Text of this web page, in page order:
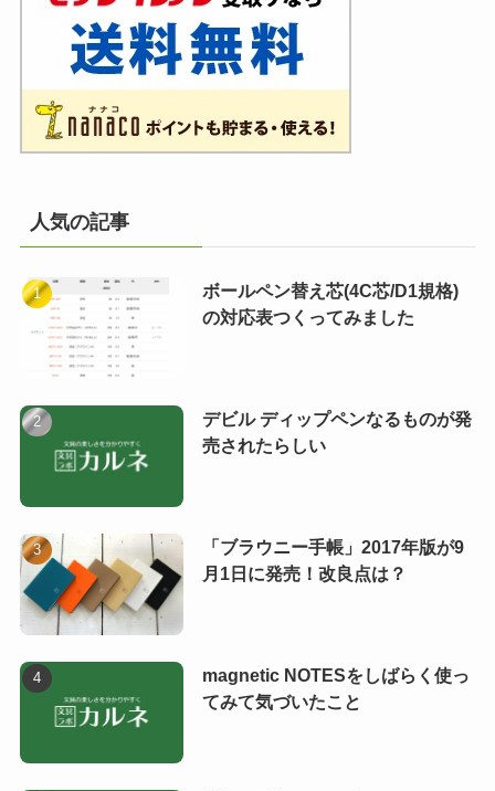
人気の記事
ボールペン替え芯(4C芯/D1規格)
の対応表つくってみました
デビル ディップペンなるものが発
売されたらしい
「ブラウニー手帳」2017年版が9
月1日に発売！改良点は？
magnetic NOTESをしばらく使っ
てみて気づいたこと